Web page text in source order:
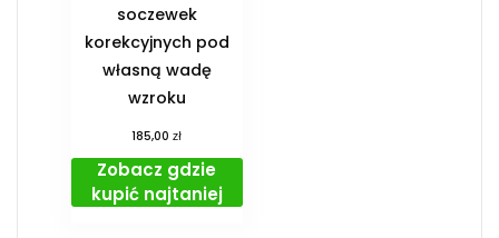
soczewek
korekcyjnych pod
własną wadę
wzroku
185,00zł
Zobacz gdzie
kupić najtaniej